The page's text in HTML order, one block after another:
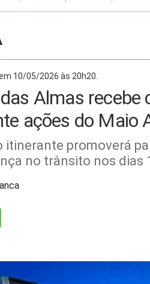
10/05/2026 às 20h20.
Almas recebe
ações do Maio
itinerante promoverá
no trânsito nos dias